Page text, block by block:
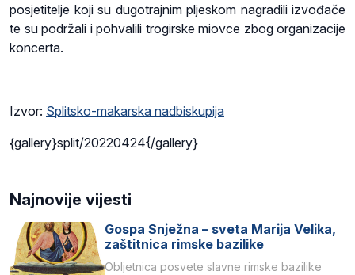
posjetitelje koji su dugotrajnim pljeskom nagradili izvođače
te su podržali i pohvalili trogirske miovce zbog organizacije
koncerta.
Izvor: Splitsko-makarska nadbiskupija
{gallery}split/20220424{/gallery}
Najnovije vijesti
Gospa Snježna – sveta Marija Velika,
zaštitnica rimske bazilike
Obljetnica posvete slavne rimske bazilike